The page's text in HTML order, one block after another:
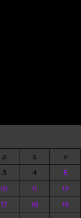
p s
v
3 4
5
10 11
12
17 18
19